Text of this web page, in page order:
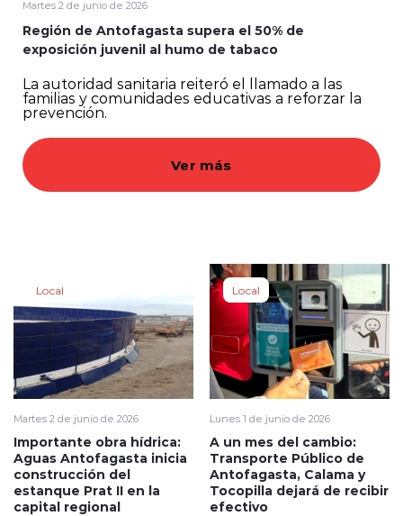
Muni Noticias Taltal
modo claro
Martes 2 de junio de 2026
Región de Antofagasta supera el 50% de
exposición juvenil al humo de tabaco
La autoridad sanitaria reiteró el llamado a las
familias y comunidades educativas a reforzar la
prevención.
Ver más
Local
Martes 2 de junio de 2026
Importante obra hídrica:
Aguas Antofagasta inicia
construcción del
estanque Prat II en la
capital regional
Local
Lunes 1 de junio de 2026
A un mes del cambio:
Transporte Público de
Antofagasta, Calama y
Tocopilla dejará de recibir
efectivo